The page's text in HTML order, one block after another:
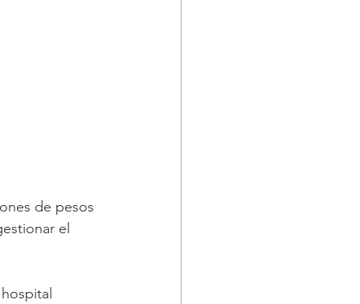
de pesos
el